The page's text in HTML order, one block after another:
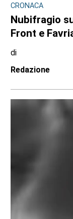
CRONACA
Nubifragio
Front e
di
Redazione